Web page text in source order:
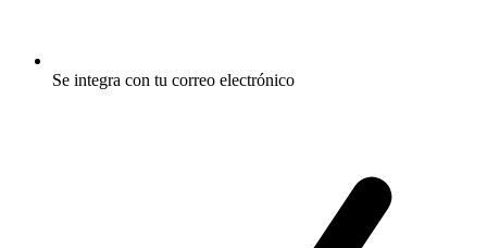
Se integra con tu correo electrónico